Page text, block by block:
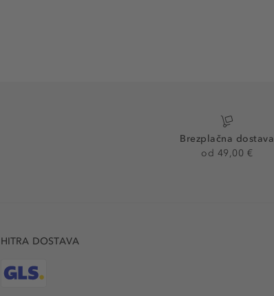
Brezplačna dostava
od 49,00 €
HITRA DOSTAVA